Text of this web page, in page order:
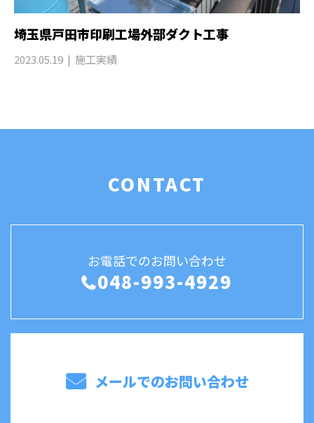
埼玉県戸田市印刷工場外部ダクト工事
2023.05.19 施工実績
CONTACT
お電話でのお問い合わせ
048-993-4929
メールでのお問い合わせ